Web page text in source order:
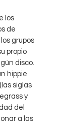
los
de
grupos
propio
disco.
hippie
siglas
y
del
a las